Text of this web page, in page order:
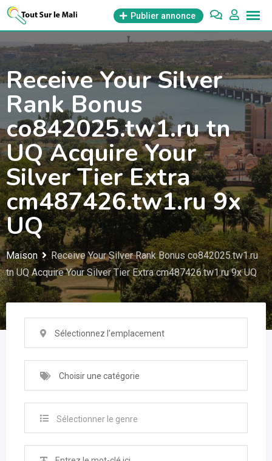
Aller
Publier annonce
Receive Your Silver
Rank Bonus
co842025.tw1.ru tn
UQ Acquire Your
Silver Tier Extra
cm487426.tw1.ru 9x
UQ
Maison
Receive Your Silver Rank Bonus co842025.tw1.ru
tn UQ Acquire Your Silver Tier Extra cm487426.tw1.ru 9x UQ
Sélectionnez l'emplacement
Choisir une catégorie
Sélectionner le genre